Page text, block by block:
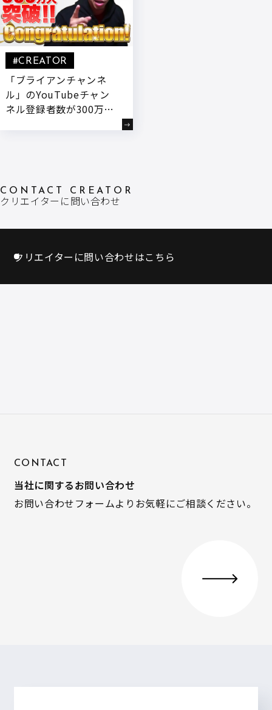
「ブライアンチャンネ
ル」のYouTubeチャン
ネル登録者数が300万人
#CREATOR
CONTACT CREATOR
クリエイターに問い合わせ
クリエイターに問い合わせはこちら
CONTACT
当社に関するお問い合わせ
お問い合わせフォームよりお気軽にご相談ください。